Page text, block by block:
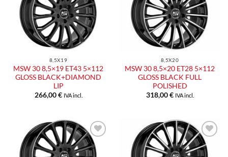
alla lista
dei
desideri
8,5X19
MSW 30 8,5×19 ET43 5×112
GLOSS BLACK+DIAMOND
LIP
266,00€ IVA incl.
alla lista
dei
desideri
8,5X20
MSW 30 8,5×20 ET28 5×112
GLOSS BLACK FULL
POLISHED
318,00€ IVA incl.
Aggiungi
alla lista
Aggiungi
alla lista